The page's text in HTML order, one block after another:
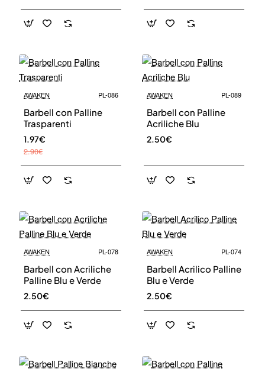
AWAKEN PL-086
Barbell con Palline
Trasparenti
1.97€
2.90€
AWAKEN PL-089
Barbell con Palline
Acriliche Blu
2.50€
AWAKEN PL-078
Barbell con Acriliche
Palline Blu e Verde
2.50€
AWAKEN PL-074
Barbell Acrilico Palline
Blu e Verde
2.50€